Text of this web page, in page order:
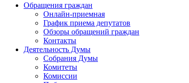
Обращения граждан
Онлайн-приемная
График приема депутатов
Обзоры обращений граждан
Контакты
Деятельность Думы
Собрания Думы
Комитеты
Комиссии